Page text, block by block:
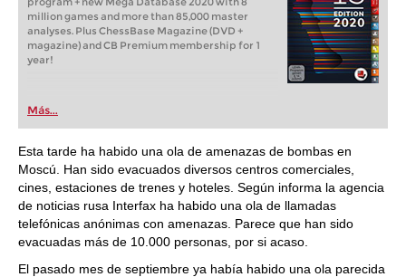
million games and more than 85,000 master
analyses. Plus ChessBase Magazine (DVD +
magazine) and CB Premium membership for 1
year!
Más...
Esta tarde ha habido una ola de amenazas de bombas en
Moscú. Han sido evacuados diversos centros comerciales,
cines, estaciones de trenes y hoteles. Según informa la agencia
de noticias rusa Interfax ha habido una ola de llamadas
telefónicas anónimas con amenazas. Parece que han sido
evacuadas más de 10.000 personas, por si acaso.
El pasado mes de septiembre ya había habido una ola parecida